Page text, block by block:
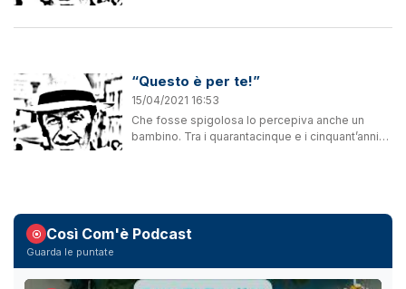
le difficoltà iniziali, a detta di suo fratello
“Questo è per te!”
15/04/2021 16:53
Che fosse spigolosa lo percepiva anche un
bambino. Tra i quarantacinque e i cinquant’anni
Così Com'è Podcast
Guarda le puntate